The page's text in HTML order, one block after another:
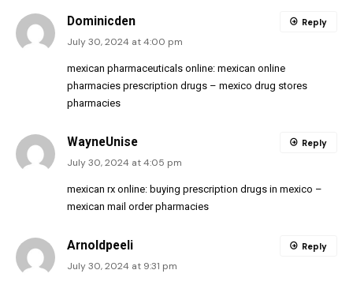
Dominicden
July 30, 2024 at 4:00 pm
mexican pharmaceuticals online: mexican online
pharmacies prescription drugs – mexico drug stores
pharmacies
Reply
WayneUnise
July 30, 2024 at 4:05 pm
mexican rx online: buying prescription drugs in mexico –
mexican mail order pharmacies
Reply
Arnoldpeeli
July 30, 2024 at 9:31 pm
Reply